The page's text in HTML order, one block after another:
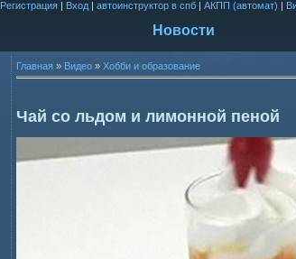
Регистрация| Вход| автоинструктор в спб| АКПП (автомат) |
Новости
Главная » Видео » Хобби и образование
Чай со льдом и лимонной пеной